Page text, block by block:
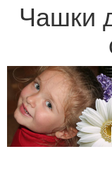
Чашки